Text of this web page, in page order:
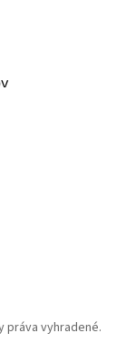
práva vyhradené.